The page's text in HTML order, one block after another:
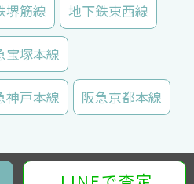
堺筋線 地下鉄東西線
宝塚本線
神戸本線 阪急京都本線